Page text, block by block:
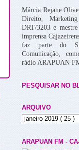
Márcia Rejane
Direito,
DRT/3203 e
imprensa
faz parte do
Comunicação,
rádio ARAPUAN
PESQUISAR NO
ARQUIVO
ARAPUAN FM -